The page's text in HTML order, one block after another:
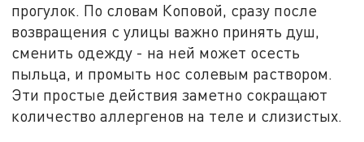
прогулок. По словам Коповой, сразу после
возвращения с улицы важно принять душ,
сменить одежду - на ней может осесть
пыльца, и промыть нос солевым раствором.
Эти простые действия заметно сокращают
количество аллергенов на теле и слизистых.